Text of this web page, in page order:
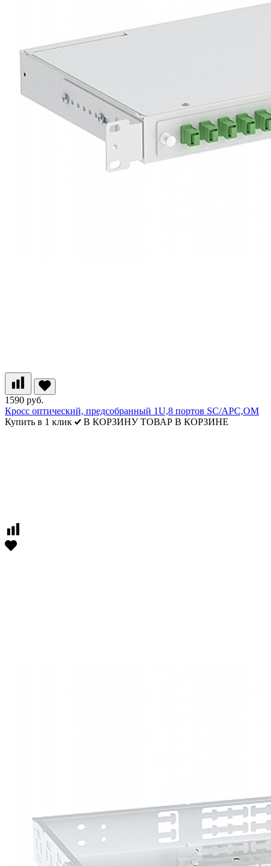
1590 руб.
Кросс оптический, предсобранный 1U,8 портов SC/APC,ОМ
Купить в 1 клик
В КОРЗИНУ ТОВАР В КОРЗИНЕ